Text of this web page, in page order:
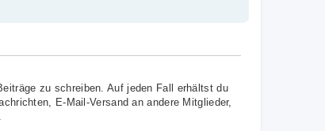
zu schreiben. Auf jeden Fall erhältst du
E-Mail-Versand an andere Mitglieder,